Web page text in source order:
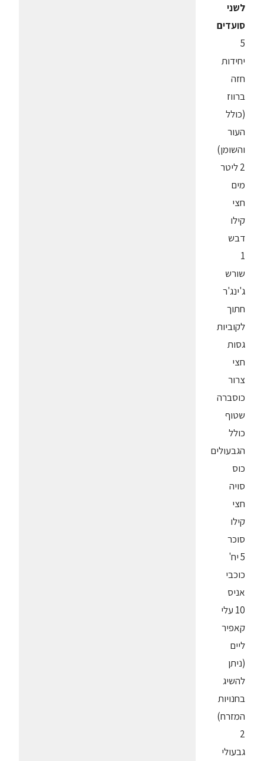
לשני
סועדים
5
יחידות
חזה
ברווז
(כולל
העור
והשומן)
2 ליטר
מים
חצי
קילו
דבש
1
שורש
ג'ינג'ר
חתוך
לקוביות
גסות
חצי
צרור
כוסברה
שטוף
כולל
הגבעולים
כוס
סויה
חצי
קילו
סוכר
5 יח'
כוכבי
אניס
10 עלי
קאפיר
ליים
(ניתן
להשיג
בחנויות
המזרח)
2
גבעולי